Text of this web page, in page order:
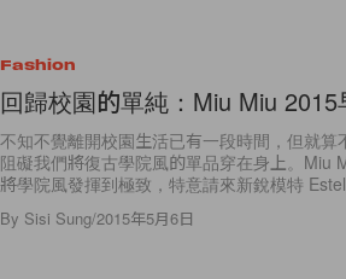
Fashion
回歸校園的單純：Miu Miu
不知不覺離開校園生活已有一段時間，但就算
阻礙我們將復古學院風的單品穿在身上。Miu
將學院風發揮到極致，特意請來新銳模特
By Sisi Sung/2015年5月6日